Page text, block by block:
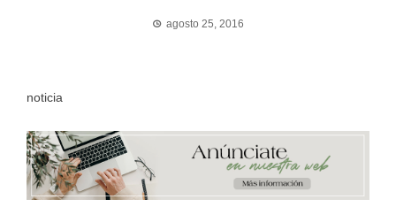
agosto 25, 2016
noticia